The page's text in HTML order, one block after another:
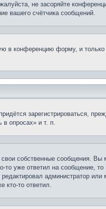
не засоряйте
вашего счётчика сообщений.
в конференцию форму, и
зарегистрироваться,
опросах» и т. п.
собственные сообщения. Вы
то уже ответил на сообщение,
администратор
кто-то ответил.